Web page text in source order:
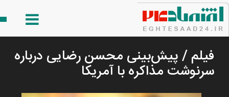
فیلم / پیش‌بینی محسن رضایی درباره
سرنوشت مذاکره با آمریکا